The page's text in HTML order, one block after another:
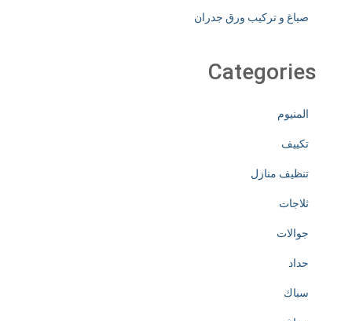
صباغ و تركيب ورق جدران
Categories
المنيوم
تكييف
تنظيف منازل
ثلاجات
جوالات
حداد
سباك